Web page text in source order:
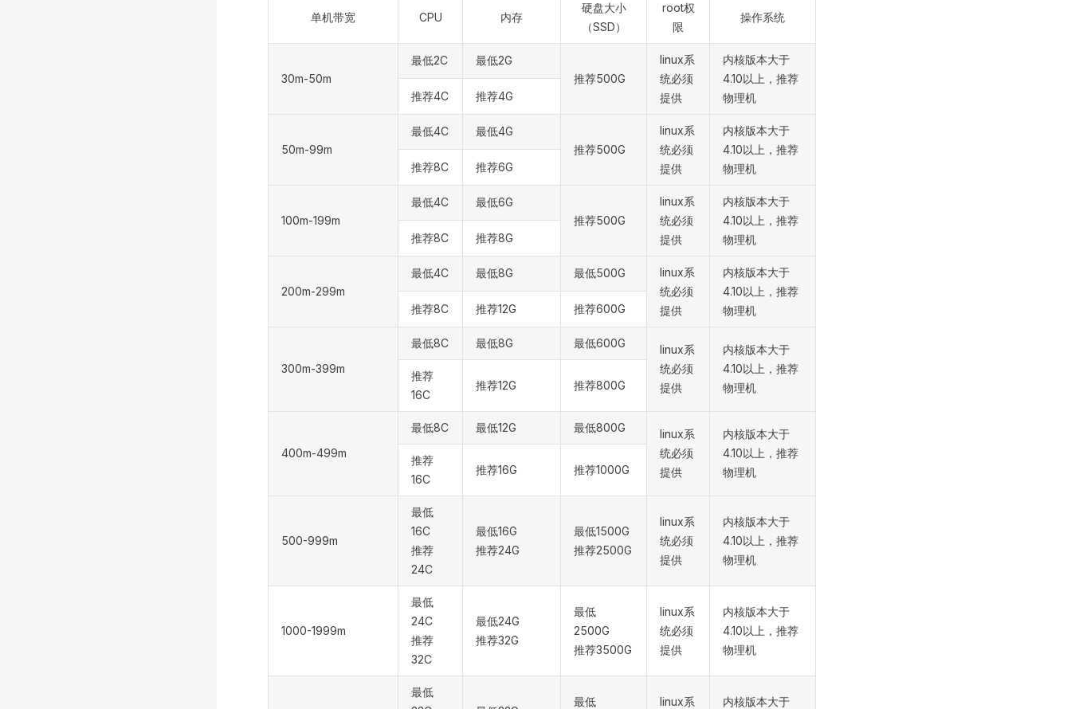
单机带宽 CPU 内存
硬盘大小
（SSD）
root权
限
操作系统
30m-50m
最低2C
最低2G
推荐500G
linux系
统必须
提供
内核版本大于
4.10以上，推荐
物理机
推荐4C 推荐4G
50m-99m
最低4C
最低4G
推荐500G
linux系
统必须
提供
内核版本大于
4.10以上，推荐
物理机
推荐8C 推荐6G
100m-199m
最低4C
最低6G
推荐500G
linux系
统必须
提供
内核版本大于
4.10以上，推荐
物理机
推荐8C 推荐8G
200m-299m
最低4C 最低8G 最低500G
linux系
统必须
提供
内核版本大于
4.10以上，推荐
物理机
推荐8C 推荐12G 推荐600G
300m-399m
最低8C 最低8G 最低600G
linux系
统必须
提供
内核版本大于
4.10以上，推荐
物理机
推荐
16C
推荐12G 推荐800G
400m-499m
最低8C 最低12G 最低800G
linux系
统必须
提供
内核版本大于
4.10以上，推荐
物理机
推荐
16C
推荐16G 推荐1000G
500-999m
最低
16C
推荐
24C
最低16G
推荐24G
最低1500G
推荐2500G
linux系
统必须
提供
内核版本大于
4.10以上，推荐
物理机
1000-1999m
最低
24C
推荐
32C
最低24G
推荐32G
最低
2500G
推荐3500G
linux系
统必须
提供
内核版本大于
4.10以上，推荐
物理机
最低
最低
linux系
内核版本大于